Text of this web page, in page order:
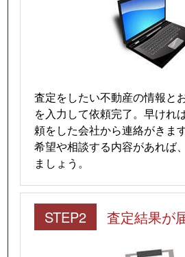
査定をしたい不動産の情報と
を入力して依頼完了。早けれ
頼をした会社から連絡がきます
希望や相談する内容があれば
ましょう。
STEP2 査定結果が